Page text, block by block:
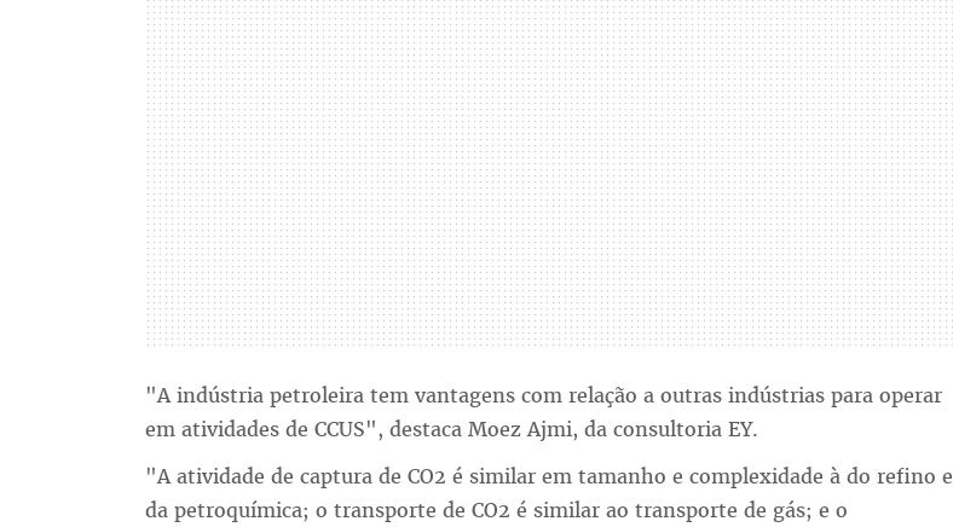
"A indústria petroleira tem vantagens com relação a outras indústrias para operar
em atividades de CCUS", destaca Moez Ajmi, da consultoria EY.
"A atividade de captura de CO2 é similar em tamanho e complexidade à do refino e
da petroquímica; o transporte de CO2 é similar ao transporte de gás; e o